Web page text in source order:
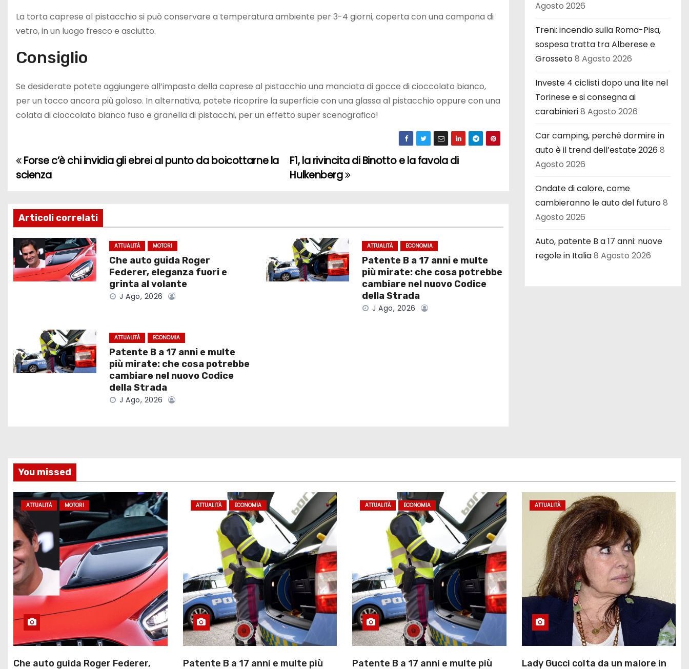
La torta caprese al pistacchio si può conservare a temperatura ambiente per 3-4 giorni, coperta con una campana di
vetro, in un luogo fresco e asciutto.
Consiglio
Se desiderate potete aggiungere all’impasto della caprese al pistacchio una manciata di gocce di cioccolato bianco,
per un tocco ancora più goloso. In alternativa, potete ricoprire la superficie con una glassa al pistacchio oppure con una
colata di cioccolato bianco fuso e granella di pistacchi, per un effetto super scenografico!
N
v
i
g
a
n
e
i
c
o
l
i
F1, la rivincita di Binotto e la favola di
Hulkenberg
Forse c’è chi invidia gli ebrei al punto da boicottarne la
scienza
Articoli correlati
ATTUALITÀ MOTORI
Che auto guida Roger
Federer, eleganza fuori e
grinta al volante
J Ago, 2026
ATTUALITÀ ECONOMIA
Patente B a 17 anni e multe
più mirate: che cosa potrebbe
cambiare nel nuovo Codice
della Strada
J Ago, 2026
ATTUALITÀ ECONOMIA
Patente B a 17 anni e multe
più mirate: che cosa potrebbe
cambiare nel nuovo Codice
della Strada
J Ago, 2026
Agosto 2026
Treni: incendio sulla Roma-Pisa,
sospesa tratta tra Alberese e
Grosseto8 Agosto 2026
Investe 4 ciclisti dopo una lite nel
Torinese e si consegna ai
carabinieri8 Agosto 2026
Car camping, perché dormire in
auto è il trend dell’estate 2026 8
Agosto 2026
Ondate di calore, come
cambieranno le auto del futuro8
Agosto 2026
Auto, patente B a 17 anni: nuove
regole in Italia8 Agosto 2026
You missed
ATTUALITÀ MOTORI
Che auto guida Roger Federer,
ATTUALITÀ ECONOMIA
Patente B a 17 anni e multe più
ATTUALITÀ ECONOMIA
Patente B a 17 anni e multe più
ATTUALITÀ
Lady Gucci colta da un malore in